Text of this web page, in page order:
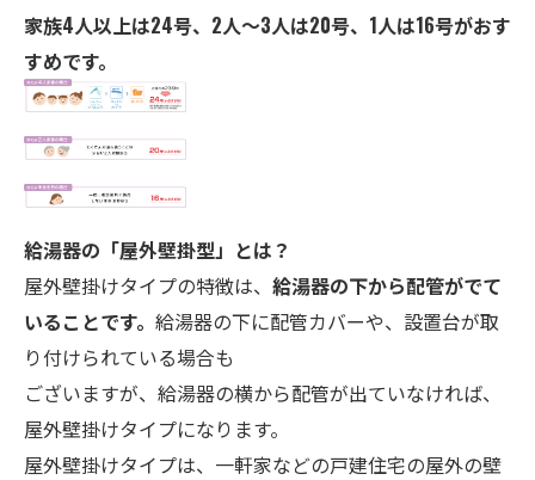
家族4人以上は24号、2人～3人は20号、1人は16号がおす
すめです。
給湯器の「屋外壁掛型」とは？
屋外壁掛けタイプの特徴は、 給湯器の下から配管がでて
いることです。 給湯器の下に配管カバーや、設置台が取
り付けられている場合も
ございますが、給湯器の横から配管が出ていなければ、
屋外壁掛けタイプになります。
屋外壁掛けタイプは、一軒家などの戸建住宅の屋外の壁